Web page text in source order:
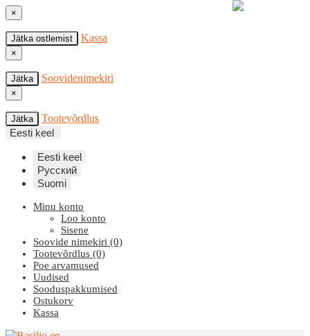
×
Jätka ostlemist Kassa
×
Jätka Soovidenimekiri
×
Jätka
Tootevõrdlus
Eesti keel
Eesti keel
Русский
Suomi
Minu konto
Loo konto
Sisene
Soovide nimekiri (0)
Tootevõrdlus (0)
Poe arvamused
Uudised
Sooduspakkumised
Ostukorv
Kassa